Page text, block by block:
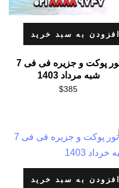
افزودن به سبد خرید
تور پوکت و جزیره فی فی 7
شبه مرداد 1403
$385
افزودن به سبد خرید